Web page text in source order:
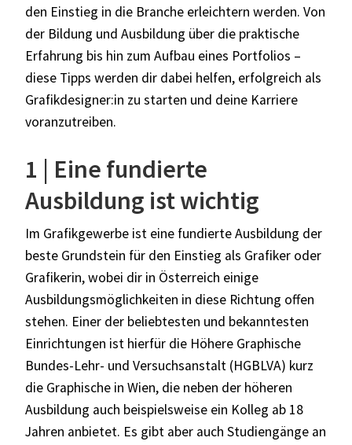
den Einstieg in die Branche erleichtern werden. Von
der Bildung und Ausbildung über die praktische
Erfahrung bis hin zum Aufbau eines Portfolios –
diese Tipps werden dir dabei helfen, erfolgreich als
Grafikdesigner:in zu starten und deine Karriere
voranzutreiben.
1 | Eine fundierte
Ausbildung ist wichtig
Im Grafikgewerbe ist eine fundierte Ausbildung der
beste Grundstein für den Einstieg als Grafiker oder
Grafikerin, wobei dir in Österreich einige
Ausbildungsmöglichkeiten in diese Richtung offen
stehen. Einer der beliebtesten und bekanntesten
Einrichtungen ist hierfür die Höhere Graphische
Bundes-Lehr- und Versuchsanstalt (HGBLVA) kurz
die Graphische in Wien, die neben der höheren
Ausbildung auch beispielsweise ein Kolleg ab 18
Jahren anbietet. Es gibt aber auch Studiengänge an